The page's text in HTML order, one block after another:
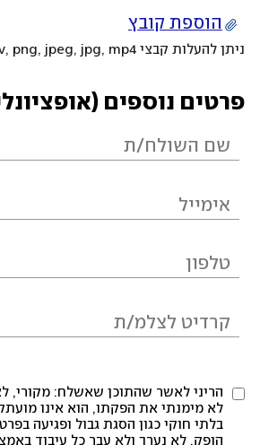
הוספת קובץ
ניתן להעלות קבצי mov, png, jpeg, jpg, mp4 עד 200MB
פרטים נוספים
הריני לאשר שהתוכן שאשלח: מקורי,
לא מימנתי את הפקתו, הוא אינו
בלתי חוקי כגון הסגת גבול ופגיעה
הופק, לא נערך ולא עבר כל עיבוד